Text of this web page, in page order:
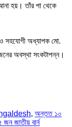
হয়। তাঁর পা থেকে
ও সহযোগী অধ্যাপক মো.
অবস্থা সংকটাপন্ন।
, অন্তত ১০
জাতীয় বার্ন